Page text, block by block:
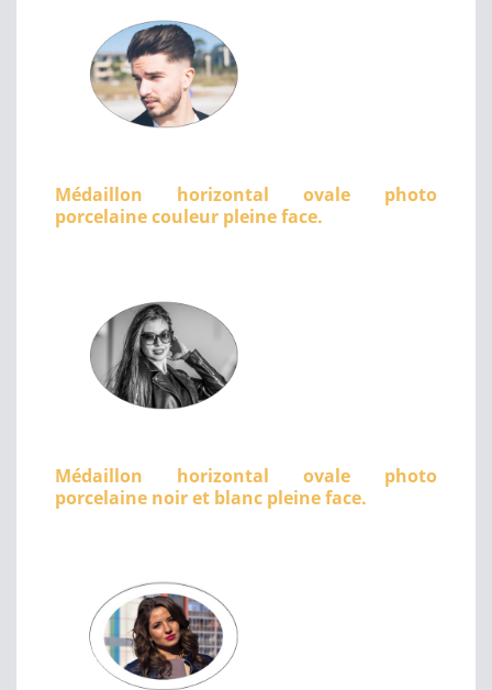
Médaillon horizontal ovale photo
porcelaine couleur pleine face.
Médaillon horizontal ovale photo
porcelaine noir et blanc pleine face.